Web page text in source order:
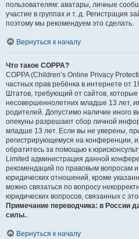
пользователям: аватары, личные
участие в группах и т. д. Регистрация
поэтому мы рекомендуем это сделать.
Вернуться к началу
Что такое COPPA?
COPPA (Children’s Online Privacy
частных прав ребёнка в интернете от
Штатов, требующий от сайтов,
несовершеннолетних младше 13 лет,
родителей. Допустимо наличие иного
опекуны разрешают сбор личной
младше 13 лет. Если вы не уверены,
регистрирующемуся на конференции,
обратитесь за помощью к
Limited администрация данной
рекомендаций по правовым вопросам
юридических отношений, кроме
можно связаться по вопросу
юридических вопросов, связанных с
Примечание переводчика: в России
силы..
Вернуться к началу